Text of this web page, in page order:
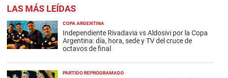
LAS MÁS LEÍDAS
COPA ARGENTINA
Independiente Rivadavia vs Aldosivi por la Copa
Argentina: día, hora, sede y TV del cruce de
octavos de final
PARTIDO REPROGRAMADO